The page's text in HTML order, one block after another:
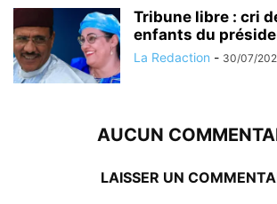
Tribune libre : cri
enfants du
La Redaction - 30/07/
AUCUN
LAISSER UN